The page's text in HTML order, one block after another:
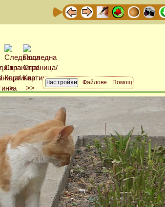
Файлове Помощ